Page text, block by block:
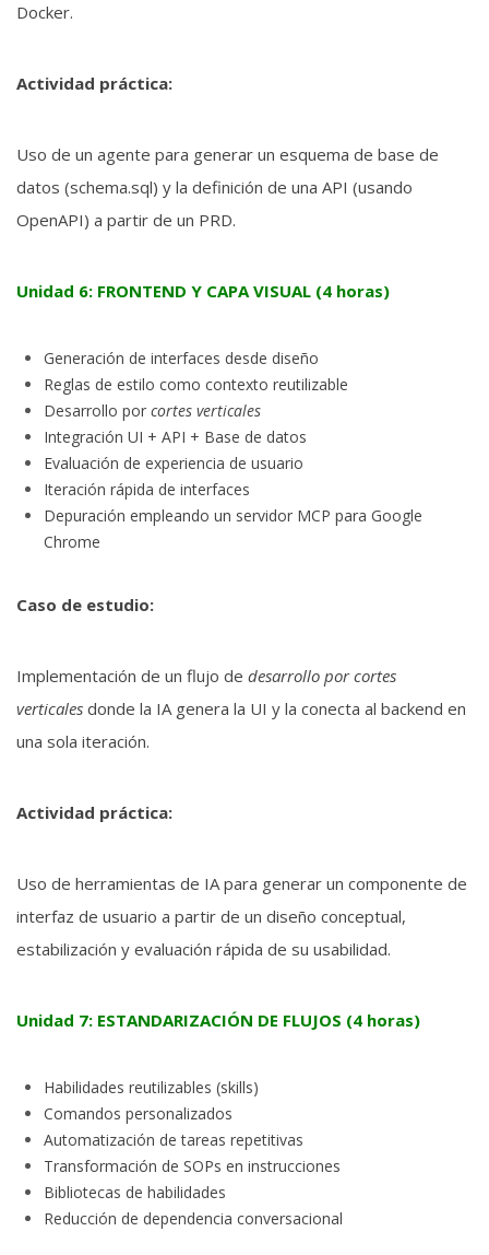
Docker.
Actividad práctica:
Uso de un agente para generar un esquema de base de
datos (schema.sql) y la definición de una API (usando
OpenAPI) a partir de un PRD.
Unidad 6: FRONTEND Y CAPA VISUAL (4 horas)
Generación de interfaces desde diseño
Reglas de estilo como contexto reutilizable
Desarrollo por cortes verticales
Integración UI + API + Base de datos
Evaluación de experiencia de usuario
Iteración rápida de interfaces
Depuración empleando un servidor MCP para Google
Chrome
Caso de estudio:
Implementación de un flujo de desarrollo por cortes
verticales donde la IA genera la UI y la conecta al backend en
una sola iteración.
Actividad práctica:
Uso de herramientas de IA para generar un componente de
interfaz de usuario a partir de un diseño conceptual,
estabilización y evaluación rápida de su usabilidad.
Unidad 7: ESTANDARIZACIÓN DE FLUJOS (4 horas)
Habilidades reutilizables (skills)
Comandos personalizados
Automatización de tareas repetitivas
Transformación de SOPs en instrucciones
Bibliotecas de habilidades
Reducción de dependencia conversacional